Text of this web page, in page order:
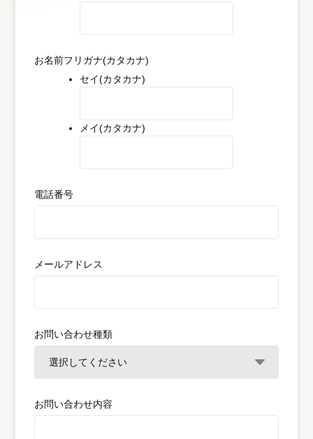
お名前フリガナ(カタカナ)
セイ(カタカナ)
メイ(カタカナ)
電話番号
メールアドレス
お問い合わせ種類
お問い合わせ内容